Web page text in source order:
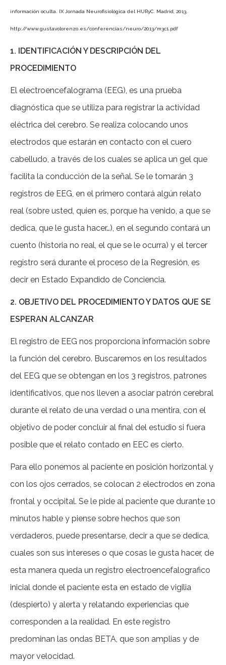
información oculta. IX Jornada Neurofisiológica del HURyC. Madrid, 2013.
http://www.gustavolorenzo.es/conferencias/neuro/2013/m3c1.pdf
1. IDENTIFICACIÓN Y DESCRIPCIÓN DEL
PROCEDIMIENTO
El electroencefalograma (EEG), es una prueba
diagnóstica que se utiliza para registrar la actividad
eléctrica del cerebro. Se realiza colocando unos
electrodos que estarán en contacto con el cuero
cabelludo, a través de los cuales se aplica un gel que
facilita la conducción de la señal. Se le tomarán 3
registros de EEG, en el primero contará algún relato
real (sobre usted, quien es, porque ha venido, a que se
dedica, que le gusta hacer…), en el segundo contará un
cuento (historia no real, el que se le ocurra) y el tercer
registro será durante el proceso de la Regresión, es
decir en Estado Expandido de Conciencia.
2. OBJETIVO DEL PROCEDIMIENTO Y DATOS QUE SE
ESPERAN ALCANZAR
El registro de EEG nos proporciona información sobre
la función del cerebro. Buscaremos en los resultados
del EEG que se obtengan en los 3 registros, patrones
identificativos, que nos lleven a asociar patrón cerebral
durante el relato de una verdad o una mentira, con el
objetivo de poder concluir al final del estudio si fuera
posible que el relato contado en EEC es cierto.
Para ello ponemos al paciente en posición horizontal y
con los ojos cerrados, se colocan 2 electrodos en zona
frontal y occipital. Se le pide al paciente que durante 10
minutos hable y piense sobre hechos que son
verdaderos, puede presentarse, decir a que se dedica,
cuales son sus intereses o que cosas le gusta hacer, de
esta manera queda un registro electroencefalografico
inicial donde el paciente esta en estado de vigilia
(despierto) y alerta y relatando experiencias que
corresponden a la realidad. En este registro
predominan las ondas BETA, que son amplias y de
mayor velocidad.